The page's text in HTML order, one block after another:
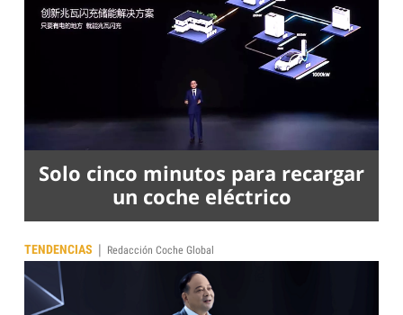
Solo cinco minutos para recargar
un coche eléctrico
TENDENCIAS | Redacción Coche Global